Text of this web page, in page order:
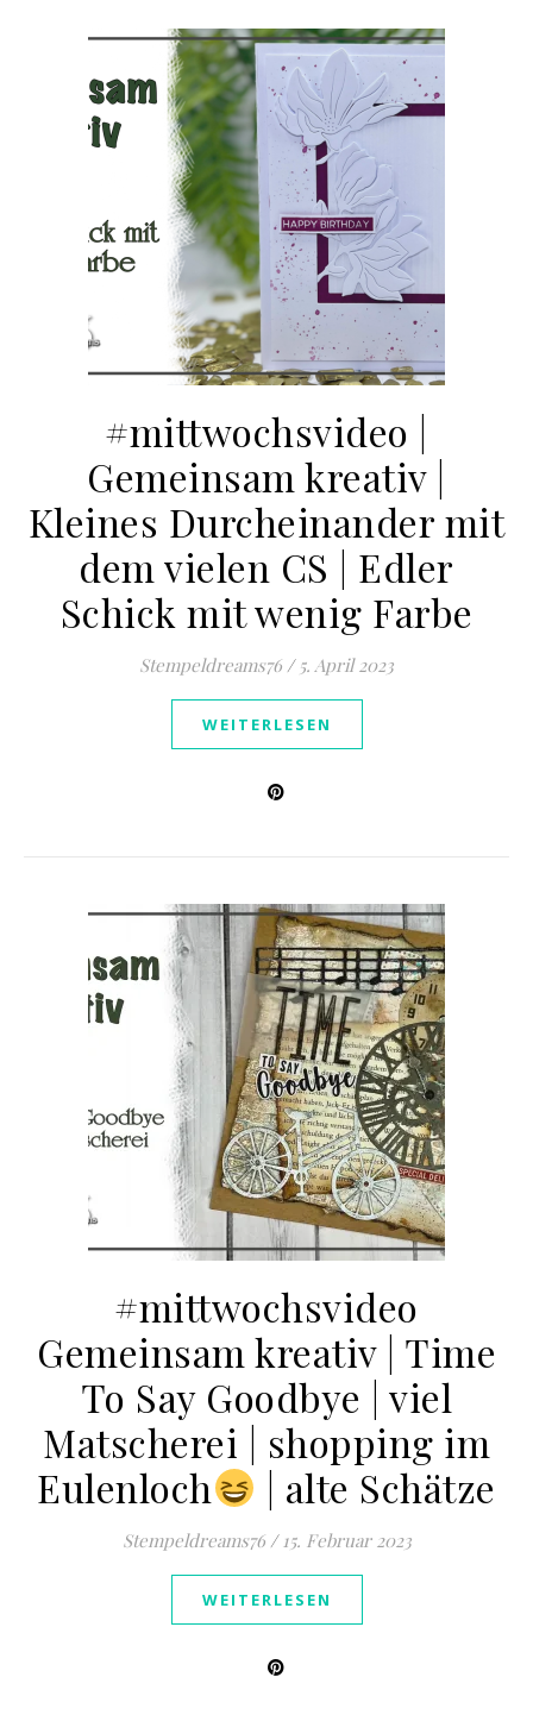
#mittwochsvideo |
Gemeinsam kreativ |
Kleines Durcheinander mit
dem vielen CS | Edler
Schick mit wenig Farbe
Stempeldreams76 / 5. April 2023
WEITERLESEN
#mittwochsvideo
Gemeinsam kreativ | Time
To Say Goodbye | viel
Matscherei | shopping im
Eulenloch
| alte Schätze
Stempeldreams76 / 15. Februar 2023
WEITERLESEN